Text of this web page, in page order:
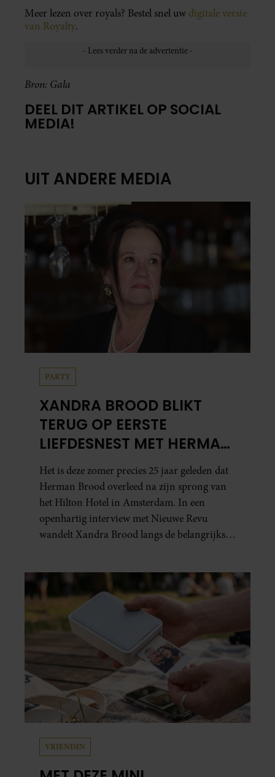
Meer lezen over royals? Bestel snel uw digitale versie
van Royalty.
Bron: Gala
DEEL DIT ARTIKEL OP SOCIAL
MEDIA!
UIT ANDERE MEDIA
PARTY
XANDRA BROOD BLIKT
TERUG OP EERSTE
LIEFDESNEST MET HERMAN
BROOD: “HIER IS LOLA
GEBOREN”
Het is deze zomer precies 25 jaar geleden dat
Herman Brood overleed na zijn sprong van
het Hilton Hotel in Amsterdam. In een
openhartig interview met Nieuwe Revu
wandelt Xandra Brood langs de belangrijkste
Leidsedwarsstraat roept een stortvloed aan
herinneringen op. Daar begon hun leven
samen en werd dochter Lola geboren.
VRIENDIN